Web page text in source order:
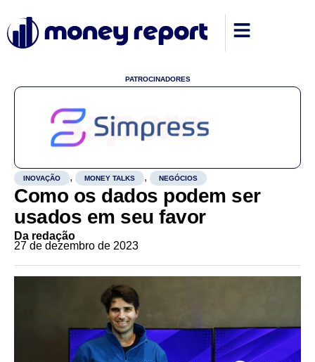
PATROCINADORES
INOVAÇÃO , MONEY TALKS , NEGÓCIOS
Como os dados podem ser
usados em seu favor
Da redação
27 de dezembro de 2023